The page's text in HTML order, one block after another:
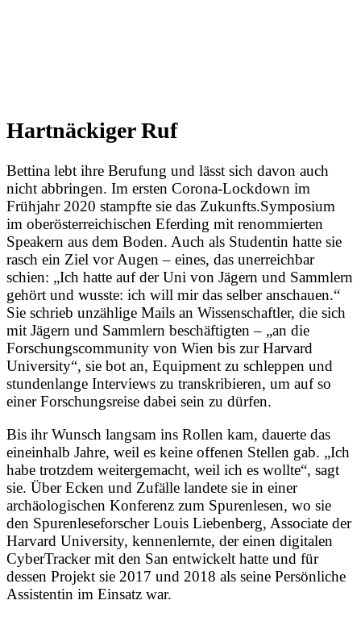
Hartnäckiger Ruf
Bettina lebt ihre Berufung und lässt sich davon auch
nicht abbringen. Im ersten Corona-Lockdown im
Frühjahr 2020 stampfte sie das Zukunfts.Symposium
im oberösterreichischen Eferding mit renommierten
Speakern aus dem Boden. Auch als Studentin hatte sie
rasch ein Ziel vor Augen – eines, das unerreichbar
schien: „Ich hatte auf der Uni von Jägern und Sammlern
gehört und wusste: ich will mir das selber anschauen.“
Sie schrieb unzählige Mails an Wissenschaftler, die sich
mit Jägern und Sammlern beschäftigten – „an die
Forschungscommunity von Wien bis zur Harvard
University“, sie bot an, Equipment zu schleppen und
stundenlange Interviews zu transkribieren, um auf so
einer Forschungsreise dabei sein zu dürfen.
Bis ihr Wunsch langsam ins Rollen kam, dauerte das
eineinhalb Jahre, weil es keine offenen Stellen gab. „Ich
habe trotzdem weitergemacht, weil ich es wollte“, sagt
sie. Über Ecken und Zufälle landete sie in einer
archäologischen Konferenz zum Spurenlesen, wo sie
den Spurenleseforscher Louis Liebenberg, Associate der
Harvard University, kennenlernte, der einen digitalen
CyberTracker mit den San entwickelt hatte und für
dessen Projekt sie 2017 und 2018 als seine Persönliche
Assistentin im Einsatz war.